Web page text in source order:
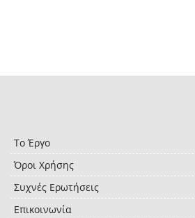
Το Έργο
Όροι Χρήσης
Συχνές Ερωτήσεις
Επικοινωνία